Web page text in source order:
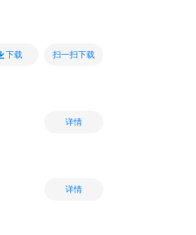
下载 扫一扫下载
详情
详情